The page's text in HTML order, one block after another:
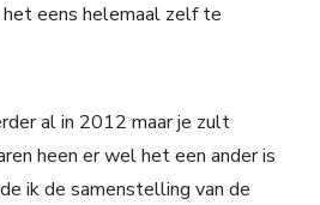
eens helemaal zelf te
al in 2012 maar je zult
heen er wel het een ander is
ik de samenstelling van de